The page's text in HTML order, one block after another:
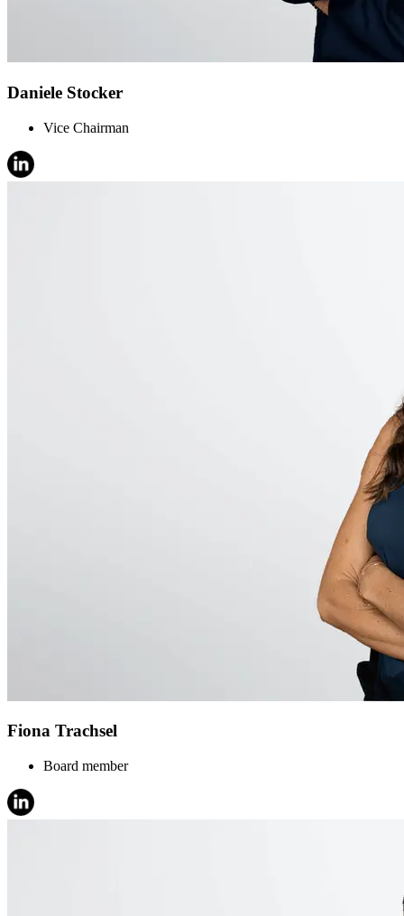
Daniele Stocker
Vice Chairman
Fiona Trachsel
Board member